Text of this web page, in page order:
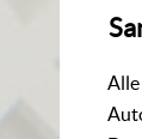
Alle